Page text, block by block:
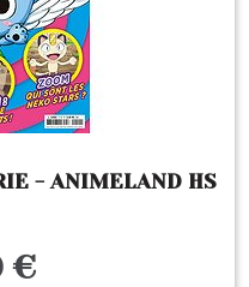
- ANIMELAND HS
€